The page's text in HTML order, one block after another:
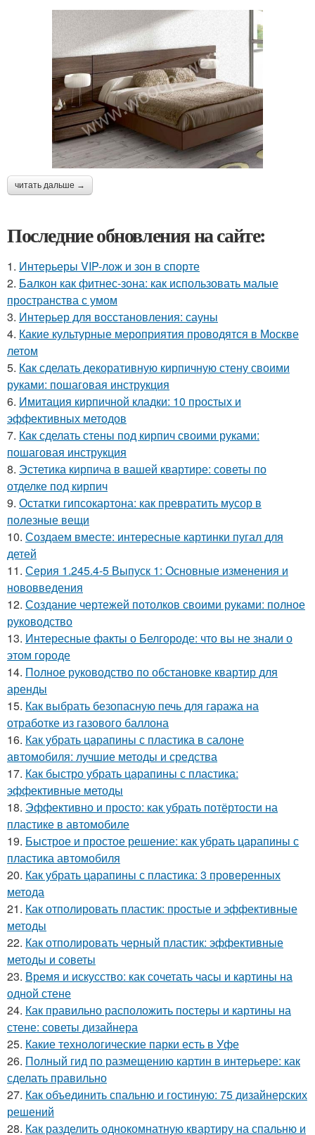
читать дальше →
Последние обновления на сайте:
1. Интерьеры VIP-лож и зон в спорте
2. Балкон как фитнес-зона: как использовать малые
пространства с умом
3. Интерьер для восстановления: сауны
4. Какие культурные мероприятия проводятся в Москве
летом
5. Как сделать декоративную кирпичную стену своими
руками: пошаговая инструкция
6. Имитация кирпичной кладки: 10 простых и
эффективных методов
7. Как сделать стены под кирпич своими руками:
пошаговая инструкция
8. Эстетика кирпича в вашей квартире: советы по
отделке под кирпич
9. Остатки гипсокартона: как превратить мусор в
полезные вещи
10. Создаем вместе: интересные картинки пугал для
детей
11. Серия 1.245.4-5 Выпуск 1: Основные изменения и
нововведения
12. Создание чертежей потолков своими руками: полное
руководство
13. Интересные факты о Белгороде: что вы не знали о
этом городе
14. Полное руководство по обстановке квартир для
аренды
15. Как выбрать безопасную печь для гаража на
отработке из газового баллона
16. Как убрать царапины с пластика в салоне
автомобиля: лучшие методы и средства
17. Как быстро убрать царапины с пластика:
эффективные методы
18. Эффективно и просто: как убрать потёртости на
пластике в автомобиле
19. Быстрое и простое решение: как убрать царапины с
пластика автомобиля
20. Как убрать царапины с пластика: 3 проверенных
метода
21. Как отполировать пластик: простые и эффективные
методы
22. Как отполировать черный пластик: эффективные
методы и советы
23. Время и искусство: как сочетать часы и картины на
одной стене
24. Как правильно расположить постеры и картины на
стене: советы дизайнера
25. Какие технологические парки есть в Уфе
26. Полный гид по размещению картин в интерьере: как
сделать правильно
27. Как объединить спальню и гостиную: 75 дизайнерских
решений
28. Как разделить однокомнатную квартиру на спальню и